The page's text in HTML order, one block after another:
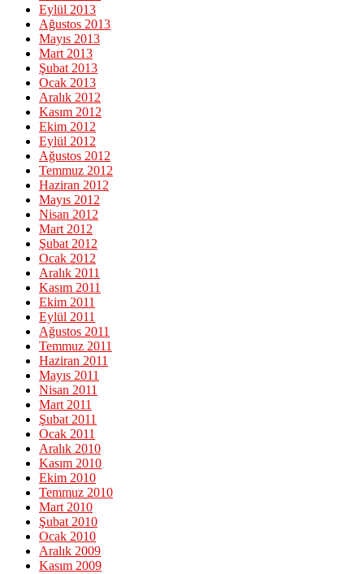
Eylül 2013
Ağustos 2013
Mayıs 2013
Mart 2013
Şubat 2013
Ocak 2013
Aralık 2012
Kasım 2012
Ekim 2012
Eylül 2012
Ağustos 2012
Temmuz 2012
Haziran 2012
Mayıs 2012
Nisan 2012
Mart 2012
Şubat 2012
Ocak 2012
Aralık 2011
Kasım 2011
Ekim 2011
Eylül 2011
Ağustos 2011
Temmuz 2011
Haziran 2011
Mayıs 2011
Nisan 2011
Mart 2011
Şubat 2011
Ocak 2011
Aralık 2010
Kasım 2010
Ekim 2010
Temmuz 2010
Mart 2010
Şubat 2010
Ocak 2010
Aralık 2009
Kasım 2009